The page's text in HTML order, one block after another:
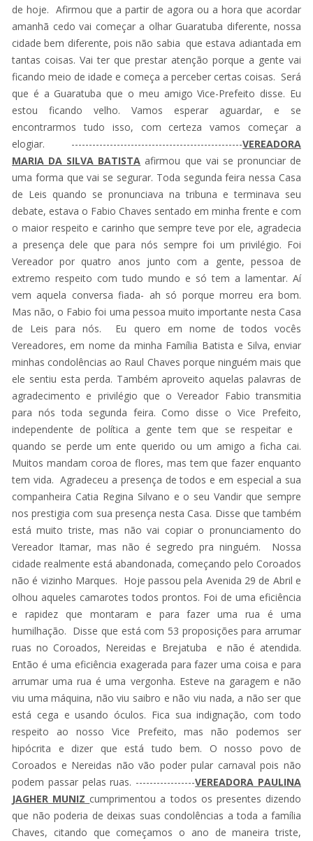
de hoje. Afirmou que a partir de agora ou a hora que acordar
amanhã cedo vai começar a olhar Guaratuba diferente, nossa
cidade bem diferente, pois não sabia que estava adiantada em
tantas coisas. Vai ter que prestar atenção porque a gente vai
ficando meio de idade e começa a perceber certas coisas. Será
que é a Guaratuba que o meu amigo Vice-Prefeito disse. Eu
estou ficando velho. Vamos esperar aguardar, e se
encontrarmos tudo isso, com certeza vamos começar a
elogiar. -------------------------------------------------VEREADORA
MARIA DA SILVA BATISTA afirmou que vai se pronunciar de
uma forma que vai se segurar. Toda segunda feira nessa Casa
de Leis quando se pronunciava na tribuna e terminava seu
debate, estava o Fabio Chaves sentado em minha frente e com
o maior respeito e carinho que sempre teve por ele, agradecia
a presença dele que para nós sempre foi um privilégio. Foi
Vereador por quatro anos junto com a gente, pessoa de
extremo respeito com tudo mundo e só tem a lamentar. Aí
vem aquela conversa fiada- ah só porque morreu era bom.
Mas não, o Fabio foi uma pessoa muito importante nesta Casa
de Leis para nós. Eu quero em nome de todos vocês
Vereadores, em nome da minha Família Batista e Silva, enviar
minhas condolências ao Raul Chaves porque ninguém mais que
ele sentiu esta perda. Também aproveito aquelas palavras de
agradecimento e privilégio que o Vereador Fabio transmitia
para nós toda segunda feira. Como disse o Vice Prefeito,
independente de política a gente tem que se respeitar e
quando se perde um ente querido ou um amigo a ficha cai.
Muitos mandam coroa de flores, mas tem que fazer enquanto
tem vida. Agradeceu a presença de todos e em especial a sua
companheira Catia Regina Silvano e o seu Vandir que sempre
nos prestigia com sua presença nesta Casa. Disse que também
está muito triste, mas não vai copiar o pronunciamento do
Vereador Itamar, mas não é segredo pra ninguém. Nossa
cidade realmente está abandonada, começando pelo Coroados
não é vizinho Marques. Hoje passou pela Avenida 29 de Abril e
olhou aqueles camarotes todos prontos. Foi de uma eficiência
e rapidez que montaram e para fazer uma rua é uma
humilhação. Disse que está com 53 proposições para arrumar
ruas no Coroados, Nereidas e Brejatuba e não é atendida.
Então é uma eficiência exagerada para fazer uma coisa e para
arrumar uma rua é uma vergonha. Esteve na garagem e não
viu uma máquina, não viu saibro e não viu nada, a não ser que
está cega e usando óculos. Fica sua indignação, com todo
respeito ao nosso Vice Prefeito, mas não podemos ser
hipócrita e dizer que está tudo bem. O nosso povo de
Coroados e Nereidas não vão poder pular carnaval pois não
podem passar pelas ruas. -----------------VEREADORA PAULINA
JAGHER MUNIZ cumprimentou a todos os presentes dizendo
que não poderia de deixas suas condolências a toda a família
Chaves, citando que começamos o ano de maneira triste,